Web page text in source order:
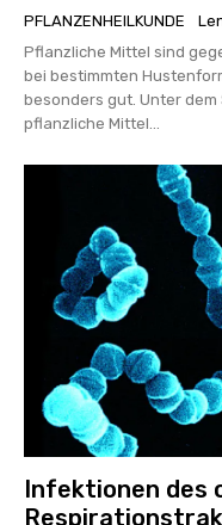
PFLANZENHEILKUNDE
Pflanzliche Mittel sind
bei bestimmten
besonders gut. Unter
pflanzliche Mittel...
Infektionen des